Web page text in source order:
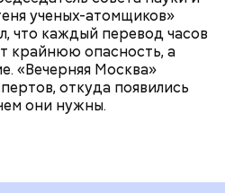
ученых-атомщиков»
что каждый перевод часов
крайнюю опасность, а
«Вечерняя Москва»
откуда появились
они нужны.
стала обыденным
аналитиков со всего
отправиться в
на стрелку часов
угроза —